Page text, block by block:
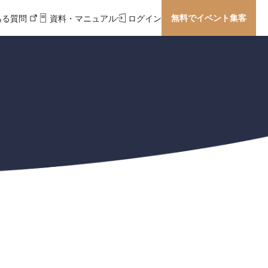
質問 資料・マニュアル ログイン 無料でイベント集客